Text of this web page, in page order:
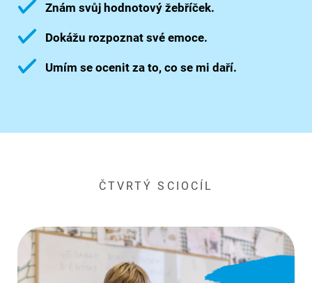
Znám svůj hodnotový žebříček.
Dokážu rozpoznat své emoce.
Umím se ocenit za to, co se mi daří.
ČTVRTÝ SCIOCÍL